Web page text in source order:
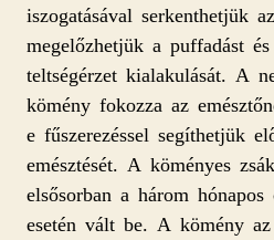
iszogatásával serkenthetjük
megelőzhetjük a puffadást
teltségérzet kialakulását. A
kömény fokozza az
e fűszerezéssel segíthetjük
emésztését. A köményes
elsősorban a három hónapos
esetén vált be. A kömény